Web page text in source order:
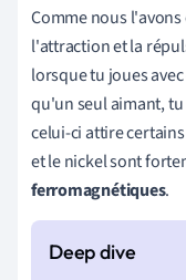
Comme nous
l'attraction et la
lorsque tu joues
qu'un seul aimant,
celui-ci attire
et le nickel sont
ferromagnétiques.